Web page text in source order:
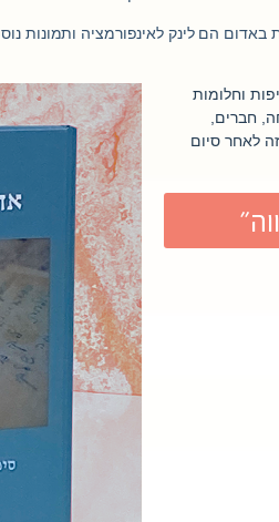
באדום הם לינק לאינפורמציה ותמונות
וחלומות
ללא משפחה, חברים,
לאחר סיום